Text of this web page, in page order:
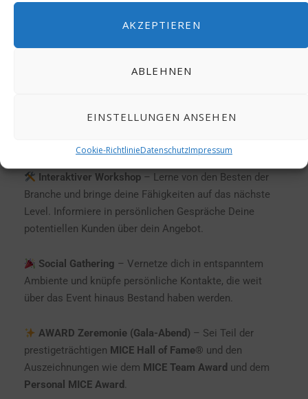
AKZEPTIEREN
ABLEHNEN
EINSTELLUNGEN ANSEHEN
Cookie-RichtlinieDatenschutzImpressum
4 Nächte, 5 Tage All Inclusive– Genieße den
attraktive sportliche Aktivitäten und viele Möglichkeiten,
Interaktiver Workshop – Lerne von den Besten der
Branche und bringe deine Fähigkeiten auf das nächste
Level. Informiere in persönlichen Gespräche Deine
potentiellen Kunden über dein Angebot.
Social Gathering – Vernetze dich in entspanntem
Ambiente und knüpfe persönliche Kontakte, die weit
über das Event hinaus Bestand haben werden.
AWARD Zeremonie (Gala-Abend) – Sei Teil der
prestigeträchtigen MICE Hall of Fame® und den
Auszeichnungen wie dem MICE Team Award und dem
Personal MICE Award .